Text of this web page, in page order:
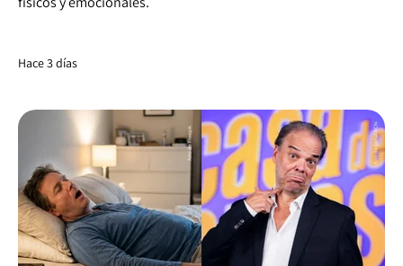
Hace 3 días